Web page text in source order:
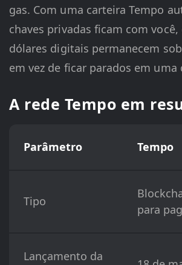
gas. Com uma carteira Tempo
chaves privadas ficam com você,
dólares digitais permanecem
em vez de ficar parados em uma
A rede Tempo em
Parâmetro Tempo
Tipo
para
Lançamento da